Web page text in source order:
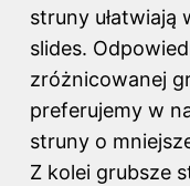
struny
slides.
zróżnicowanej
preferujemy w
struny o
Z kolei grubsze